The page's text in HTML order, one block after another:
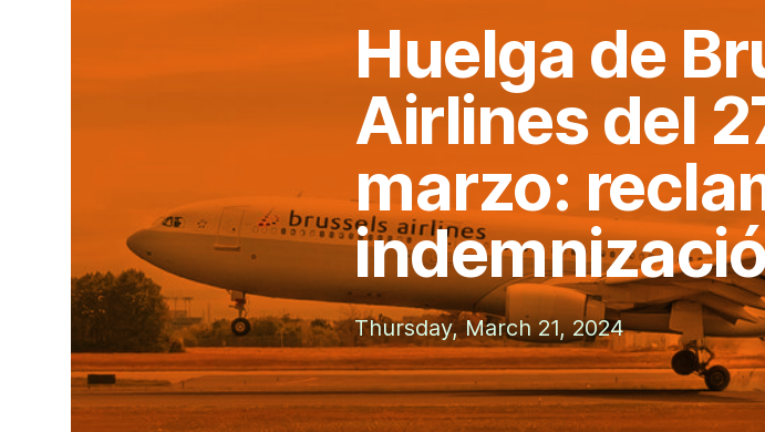
Huelga de
Airlines del
marzo:
Thursday, March 21, 2024